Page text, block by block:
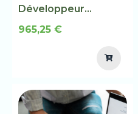
Développeur
d’Applications BC03
965,25 €